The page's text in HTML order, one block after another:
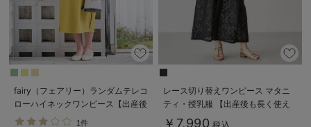
fairy（フェアリー）ランダムテレコ
ローハイネックワンピース【出産後
も長く使える】
1件
レース切り替えワンピース マタニ
ティ・授乳服 【出産後も長く使え
る】
￥7,990 税込